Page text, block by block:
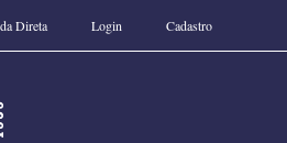
Direta Login Cadastro